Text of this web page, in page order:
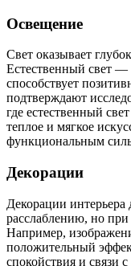
Освещение
Свет оказывает
Естественный свет —
способствует
подтверждают
где естественный
теплое и мягкое
функциональным
Декорации
Декорации
расслаблению, но при
Например,
положительный
спокойствия и связи